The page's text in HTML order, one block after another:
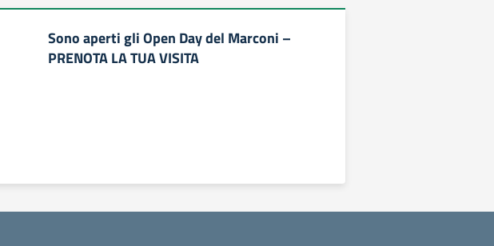
Sono aperti gli Open Day del Marconi –
PRENOTA LA TUA VISITA